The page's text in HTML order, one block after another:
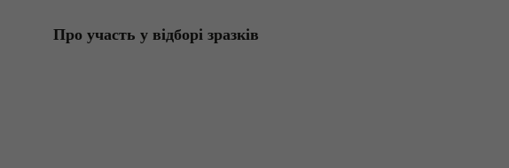
Про участь у відборі зразків